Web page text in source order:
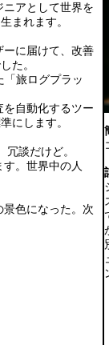
アとして世界を
まれます。
に届けて、改善
た。
「旅ログプラッ
自動化するツー
にします。
談だけど。
。世界中の人
色になった。次